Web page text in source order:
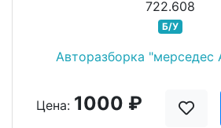
722.608
Б/У
Авторазборка "мерседес
Цена: 1000 ₽